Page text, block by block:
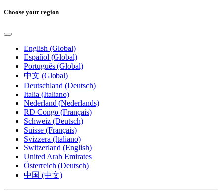
Choose your region
English (Global)
Español (Global)
Português (Global)
中文 (Global)
Deutschland (Deutsch)
Italia (Italiano)
Nederland (Nederlands)
RD Congo (Français)
Schweiz (Deutsch)
Suisse (Français)
Svizzera (Italiano)
Switzerland (English)
United Arab Emirates
Österreich (Deutsch)
中国 (中文)